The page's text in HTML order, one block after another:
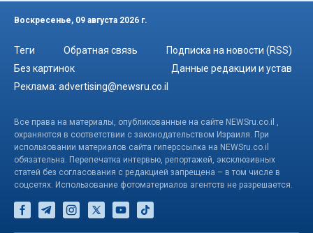
Воскресенье, 09 августа 2026 г.
Теги Обратная связь
Подписка на новости (RSS)
Без картинок
Данные редакции и устав
Реклама: advertising@newsru.co.il
Все права на материалы, опубликованные на сайте NEWSru.co.il ,
охраняются в соответствии с законодательством Израиля. При
использовании материалов сайта гиперссылка на NEWSru.co.il
обязательна. Перепечатка интервью, репортажей, эксклюзивных
статей без согласования с редакцией запрещена – в том числе в
соцсетях. Использование фотоматериалов агентств не разрешается.